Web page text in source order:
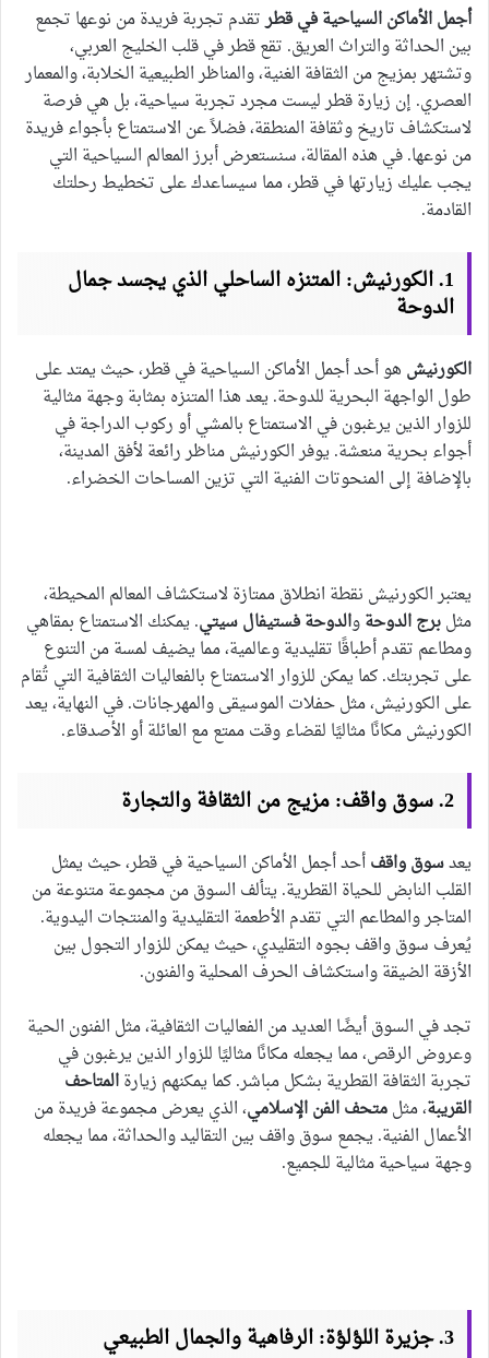
أجمل الأماكن السياحية في قطرتقدم تجربة فريدة من نوعها تجمع
بين الحداثة والتراث العريق. تقع قطر في قلب الخليج العربي،
وتشتهر بمزيج من الثقافة الغنية، والمناظر الطبيعية الخلابة، والمعمار
العصري. إن زيارة قطر ليست مجرد تجربة سياحية، بل هي فرصة
لاستكشاف تاريخ وثقافة المنطقة، فضلاً عن الاستمتاع بأجواء فريدة
من نوعها. في هذه المقالة، سنستعرض أبرز المعالم السياحية التي
يجب عليك زيارتها في قطر، مما سيساعدك على تخطيط رحلتك
القادمة.
1. الكورنيش: المتنزه الساحلي الذي يجسد جمال
الدوحة
الكورنيش هو أحد أجمل الأماكن السياحية في قطر، حيث يمتد على
طول الواجهة البحرية للدوحة. يعد هذا المتنزه بمثابة وجهة مثالية
للزوار الذين يرغبون في الاستمتاع بالمشي أو ركوب الدراجة في
أجواء بحرية منعشة. يوفر الكورنيش مناظر رائعة لأفق المدينة،
بالإضافة إلى المنحوتات الفنية التي تزين المساحات الخضراء.
يعتبر الكورنيش نقطة انطلاق ممتازة لاستكشاف المعالم المحيطة،
مثلبرج الدوحةوالدوحة فستيفال سيتي. يمكنك الاستمتاع بمقاهي
ومطاعم تقدم أطباقًا تقليدية وعالمية، مما يضيف لمسة من التنوع
على تجربتك. كما يمكن للزوار الاستمتاع بالفعاليات الثقافية التي تُقام
على الكورنيش، مثل حفلات الموسيقى والمهرجانات. في النهاية، يعد
الكورنيش مكانًا مثاليًا لقضاء وقت ممتع مع العائلة أو الأصدقاء.
2. سوق واقف: مزيج من الثقافة والتجارة
يعدسوق واقفأحد أجمل الأماكن السياحية في قطر، حيث يمثل
القلب النابض للحياة القطرية. يتألف السوق من مجموعة متنوعة من
المتاجر والمطاعم التي تقدم الأطعمة التقليدية والمنتجات اليدوية.
يُعرف سوق واقف بجوه التقليدي، حيث يمكن للزوار التجول بين
الأزقة الضيقة واستكشاف الحرف المحلية والفنون.
تجد في السوق أيضًا العديد من الفعاليات الثقافية، مثل الفنون الحية
وعروض الرقص، مما يجعله مكانًا مثاليًا للزوار الذين يرغبون في
تجربة الثقافة القطرية بشكل مباشر. كما يمكنهم زيارةالمتاحف
القريبة، مثلمتحف الفن الإسلامي، الذي يعرض مجموعة فريدة من
الأعمال الفنية. يجمع سوق واقف بين التقاليد والحداثة، مما يجعله
وجهة سياحية مثالية للجميع.
3. جزيرة اللؤلؤة: الرفاهية والجمال الطبيعي